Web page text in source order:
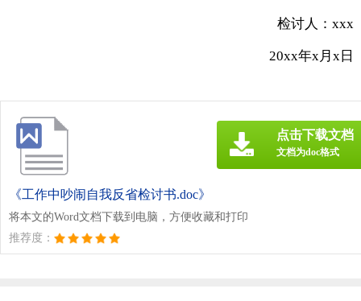
检讨人：xxx
20xx年x月x日
《工作中吵闹自我反省检讨书.doc》
将本文的Word文档下载到电脑，方便收藏和打印
推荐度：
点击下载文档
文档为doc格式